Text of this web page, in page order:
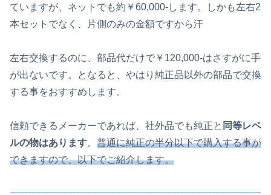
ていますが、ネットでも約￥60,000-します。しかも左右2
本セットでなく、片側のみの金額ですから汗
左右交換するのに、部品代だけで￥120,000-はさすがに手
が出ないです。となると、やはり純正品以外の部品で交換
する事をおすすめします。
信頼できるメーカーであれば、社外品でも純正と 同等レベ
ルの物はあります。 普通に純正の半分以下で購入する事が
できますので、以下でご紹介します。